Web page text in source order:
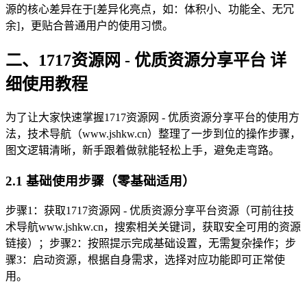
源的核心差异在于[差异化亮点，如：体积小、功能全、无冗
余]，更贴合普通用户的使用习惯。
二、1717资源网 - 优质资源分享平台 详
细使用教程
为了让大家快速掌握1717资源网 - 优质资源分享平台的使用方
法，技术导航（www.jshkw.cn）整理了一步到位的操作步骤，
图文逻辑清晰，新手跟着做就能轻松上手，避免走弯路。
2.1 基础使用步骤（零基础适用）
步骤1：获取1717资源网 - 优质资源分享平台资源（可前往技
术导航www.jshkw.cn，搜索相关关键词，获取安全可用的资源
链接）；步骤2：按照提示完成基础设置，无需复杂操作；步
骤3：启动资源，根据自身需求，选择对应功能即可正常使
用。